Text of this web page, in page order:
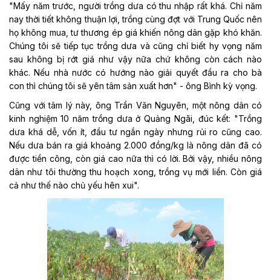
"Mấy năm trước, người trồng dưa có thu nhập rất khá. Chỉ năm
nay thời tiết không thuận lợi, trồng cùng đợt với Trung Quốc nên
họ không mua, tư thương ép giá khiến nông dân gặp khó khăn.
Chúng tôi sẽ tiếp tục trồng dưa và cũng chỉ biết hy vọng năm
sau không bị rớt giá như vậy nữa chứ không còn cách nào
khác. Nếu nhà nước có hướng nào giải quyết đầu ra cho bà
con thì chúng tôi sẽ yên tâm sản xuất hơn" - ông Bình kỳ vọng.
Cũng với tâm lý này, ông Trần Văn Nguyên, một nông dân có
kinh nghiệm 10 năm trồng dưa ở Quảng Ngãi, đúc kết: "Trồng
dưa khá dễ, vốn ít, đầu tư ngắn ngày nhưng rủi ro cũng cao.
Nếu dưa bán ra giá khoảng 2.000 đồng/kg là nông dân đã có
được tiền công, còn giá cao nữa thì có lời. Bởi vậy, nhiều nông
dân như tôi thường thu hoạch xong, trồng vụ mới liền. Còn giá
cả như thế nào chủ yếu hên xui".